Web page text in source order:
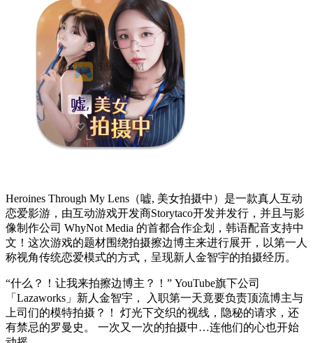
Heroines Through My Lens（嘘, 美女拍摄中）是一款真人互动
恋爱影游，由互动游戏开发商Storytaco开发并发行，并且与影
像制作公司 WhyNot Media 的首都合作企划，韩语配音支持中
文！这次游戏的题材围绕拍摄擦边博主来进行展开，以第一人
称视角传统恋爱模式的方式，呈现新人金智宇的拍摄经历。
“什么？！让我来拍擦边博主？！” YouTube旗下公司
「Lazaworks」新人金智宇， 入职第一天竟要负责顶流博主与
上司们的模特拍摄？！ 灯光下交织的视线，隐秘的请求，还
有禁忌的罗曼史。 一次又一次的拍摄中…连他们的心也开始